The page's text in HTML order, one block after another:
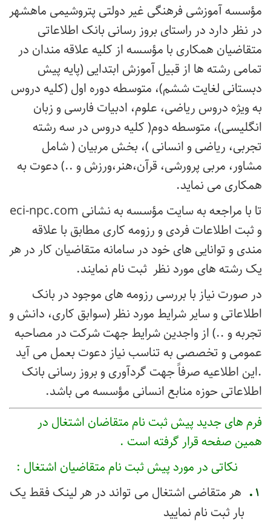
مؤسسه آموزشی فرهنگی غیر دولتی پتروشیمی ماهشهر
در نظر دارد در راستای بروز رسانی بانک اطلاعاتی
متقاضیان همکاری با مؤسسه از کلیه علاقه مندان در
تمامی رشته ها از قبیل آموزش ابتدایی (پایه پیش
دبستانی لغایت ششم)، متوسطه دوره اول (کلیه دروس
به ویژه دروس ریاضی، علوم، ادبیات فارسی و زبان
انگلیسی)، متوسطه دوم( کلیه دروس در سه رشته
تجربی، ریاضی و انسانی )، بخش مربیان ( شامل
مشاور، مربی پرورشی، قرآن،هنر،ورزش و ..) دعوت به
همکاری می نماید.
تا با مراجعه به سایت مؤسسه به نشانی eci-npc.com
و ثبت اطلاعات فردی و رزومه کاری مطابق با علاقه
مندی و توانایی های خود در سامانه متقاضیان کار در هر
یک رشته های مورد نظر ثبت نام نمایند.
در صورت نیاز با بررسی رزومه های موجود در بانک
اطلاعاتی و سایر شرایط مورد نظر (سوابق کاری، دانش و
تجربه و ..) از واجدین شرایط جهت شرکت در مصاحبه
عمومی و تخصصی به تناسب نیاز دعوت بعمل می آید
.این اطلاعیه صرفاً جهت گردآوری و بروز رسانی بانک
اطلاعاتی حوزه منابع انسانی مؤسسه می باشد.
فرم های جدید پیش ثبت نام متقاضان اشتغال در
همین صفحه قرار گرفته است .
نکاتی در مورد پیش ثبت نام متقاضیان اشتغال :
هر متقاضی اشتغال می تواند در هر لینک فقط یک
بار ثبت نام نمایید